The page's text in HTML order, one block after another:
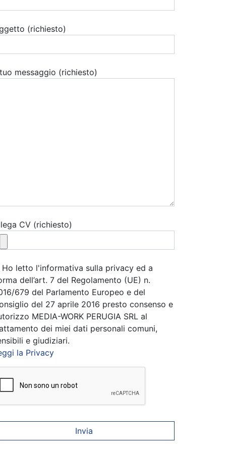
(richiesto)
messaggio (richiesto)
CV (richiesto)
Ho letto l'informativa sulla privacy ed a
dell’art. 7 del Regolamento (UE) n.
679 del Parlamento Europeo e del
del 27 aprile 2016 presto consenso e
MEDIA-WORK PERUGIA SRL al
dei miei dati personali comuni,
e giudiziari.
la Privacy